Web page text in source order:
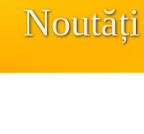
Noutăți